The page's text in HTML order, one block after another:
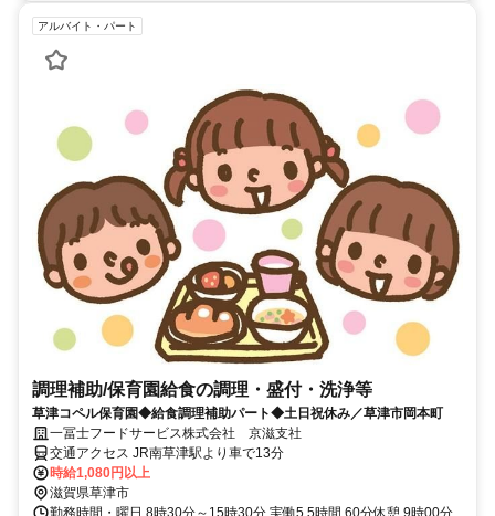
アルバイト・パート
調理補助/保育園給食の調理・盛付・洗浄等
草津コペル保育園◆給食調理補助パート◆土日祝休み／草津市岡本町
一冨士フードサービス株式会社 京滋支社
交通アクセス JR南草津駅より車で13分
時給1,080円以上
滋賀県草津市
勤務時間・曜日 8時30分～15時30分 実働5.5時間 60分休憩 9時00分